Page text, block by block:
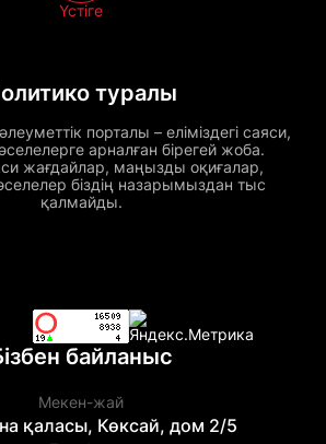
туралы
порталы – еліміздегі саяси,
арналған бірегей жоба.
жағдайлар, маңызды оқиғалар,
біздің назарымыздан тыс
қалмайды.
Үстіге
байланыс
Мекен-жай
қаласы, Көксай, дом 2/5